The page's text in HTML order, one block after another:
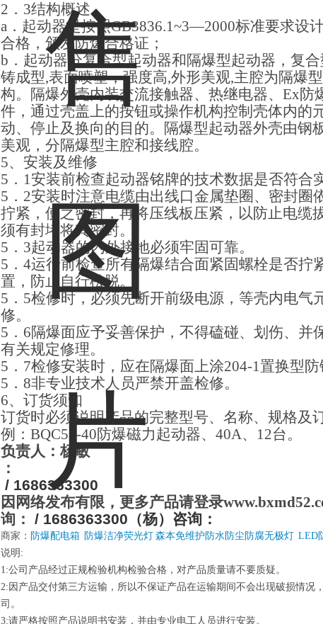
2 ．3结构概述
a． 起动器是按照GB3836.1~3—2000标准要求设
合格，颁发防爆合格证；
b． 起动器分复合型起动器和隔爆型起动器，复
铸成型,表面喷塑，强度高,外形美观,主腔为隔爆
构。隔爆外壳内装交流接触器、热继电器、Ex防
件，通过壳盖上的按钮或操作机构控制壳体内的
动、停止及换向的目的。隔爆型起动器外壳由钢
美观，分隔爆型主腔和接线腔。
5、安装及维修
5 ．1安装前检查起动器铭牌的技术数据是否符合
5 ．2安装时注意电缆由出线口金属垫圈、密封圈
拧紧，使之密封，再将压线板压紧，以防止电缆
须有封堵将其密封。
5 ．3起动器的内外接地必须牢固可靠。
5 ．4运行前检查所有隔爆结合面紧固螺栓是否拧
置，防止自行松脱。
5 ．5检修时，必须先断开前级电源，等壳内电气
修。
5 ．6隔爆面应予妥善保护，不得磕碰、划伤、并
有关规定修理。
5 ．7检修安装时，应在隔爆面上涂204-1置换型防
5 ．8非专业技术人员严禁开盖检修。
6、订货须知
订货时必须说明产品的完整型号、名称、规格及
例：BQC53-40防爆磁力起动器、40A、12台。
负责人：杨敏
：
/ 1686363300
因网络发布有限，更多产品请登录
询： / 1686363300 （杨）咨询：
商家： 防爆配电箱 防爆洁净荧光灯 森本免维护防水防尘防腐无极灯 LED
说明:
1:公司产品经过正规检验机构检验合格，对产品质量请不要质疑。
2:因产品交付第三方运输，所以不保证产品在运输期间不会出现破损情况
司。
3:请严格按照产品说明书安装，并由专业电工人员进行安装。